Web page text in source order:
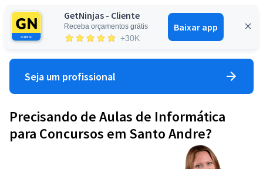
GetNinjas - Cliente
Receba orçamentos grátis
+30K
Baixar app
Entrar
Seja um profissional
Precisando de Aulas de Informática
para Concursos em Santo Andre?